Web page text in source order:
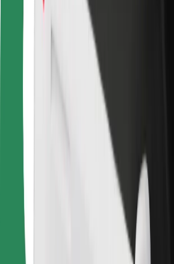
Για επιβάτες
Για τους οδηγούς
Για μεταφορείς
Για ιδιοκτήτες στόλου οχημάτων
Για εστιατόρια
Bolt for Business
Όροι & Προϋποθέσεις